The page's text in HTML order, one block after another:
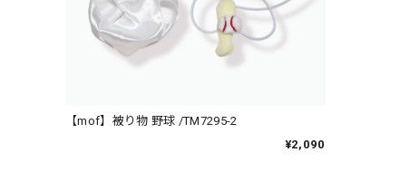
【mof】被り物 野球 /TM7295-2
¥2,090